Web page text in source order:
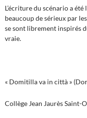
L’écriture du scénario a
beaucoup de sérieux par
se sont librement inspirés
vraie.
« Domitilla va in città »
Collège Jean Jaurès Saint-